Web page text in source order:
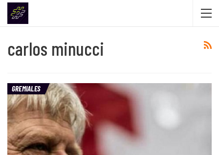
carlos minucci
GREMIALES